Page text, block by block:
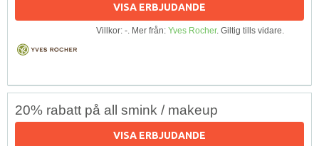
VISA ERBJUDANDE
Villkor: -. Mer från: Yves Rocher. Giltig tills vidare.
20% rabatt på all smink / makeup
VISA ERBJUDANDE